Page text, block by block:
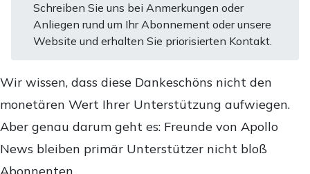
Schreiben Sie uns bei Anmerkungen oder
Anliegen rund um Ihr Abonnement oder unsere
Website und erhalten Sie priorisierten Kontakt.
Wir wissen, dass diese Dankeschöns nicht den
monetären Wert Ihrer Unterstützung aufwiegen.
Aber genau darum geht es: Freunde von Apollo
News bleiben primär Unterstützer nicht bloß